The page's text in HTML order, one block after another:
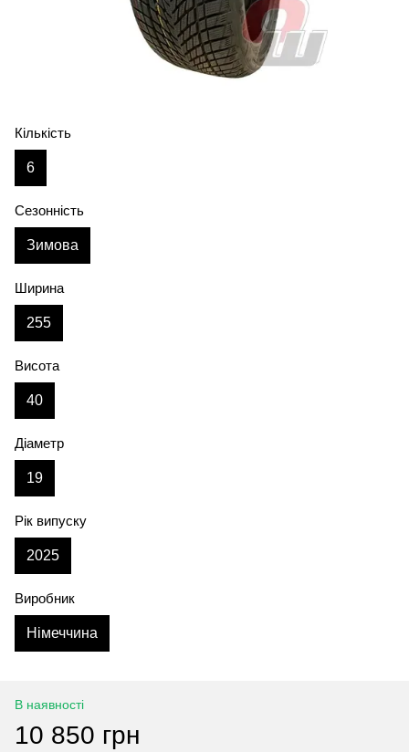
Кількість
6
Сезонність
Зимова
Ширина
255
Висота
40
Діаметр
19
Рік випуску
2025
Виробник
Німеччина
В наявності
10 850 грн